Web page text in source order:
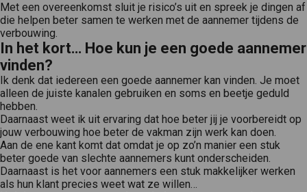
Met een overeenkomst sluit je risico’s uit en spreek je dingen af
die helpen beter samen te werken met de aannemer tijdens de
verbouwing.
In het kort… Hoe kun je een goede aannemer
vinden?
Ik denk dat iedereen een goede aannemer kan vinden. Je moet
alleen de juiste kanalen gebruiken en soms en beetje geduld
hebben.
Daarnaast weet ik uit ervaring dat hoe beter jij je voorbereidt op
jouw verbouwing hoe beter de vakman zijn werk kan doen.
Aan de ene kant komt dat omdat je op zo’n manier een stuk
beter goede van slechte aannemers kunt onderscheiden.
Daarnaast is het voor aannemers een stuk makkelijker werken
als hun klant precies weet wat ze willen…